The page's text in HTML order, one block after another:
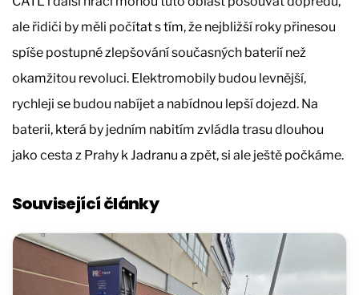
ale řidiči by měli počítat s tím, že nejbližší roky přinesou
spíše postupné zlepšování současných baterií než
okamžitou revoluci. Elektromobily budou levnější,
rychleji se budou nabíjet a nabídnou lepší dojezd. Na
baterii, která by jedním nabitím zvládla trasu dlouhou
jako cesta z Prahy k Jadranu a zpět, si ale ještě počkáme.
Související články